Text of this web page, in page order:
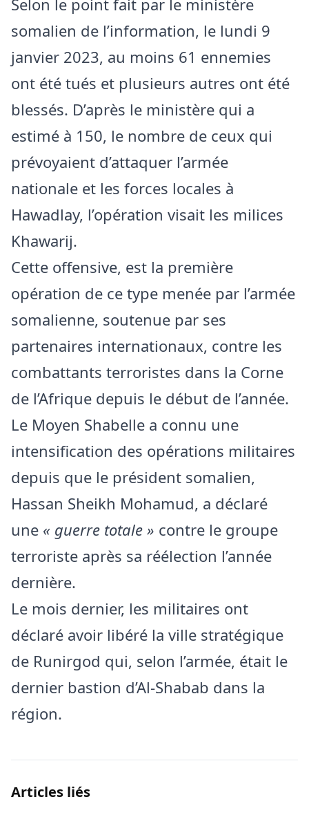
somalien de l’information, le lundi 9
janvier 2023, au moins 61 ennemies
ont été tués et plusieurs autres ont été
blessés. D’après le ministère qui a
estimé à 150, le nombre de ceux qui
prévoyaient d’attaquer l’armée
nationale et les forces locales à
Hawadlay, l’opération visait les milices
Khawarij.
Cette offensive, est la première
opération de ce type menée par l’armée
somalienne, soutenue par ses
partenaires internationaux, contre les
combattants terroristes dans la Corne
de l’Afrique depuis le début de l’année.
Le Moyen Shabelle a connu une
intensification des opérations militaires
depuis que le président somalien,
Hassan Sheikh Mohamud, a déclaré
une « guerre totale » contre le groupe
terroriste après sa réélection l’année
dernière.
Le mois dernier, les militaires ont
déclaré avoir libéré la ville stratégique
de Runirgod qui, selon l’armée, était le
dernier bastion d’Al-Shabab dans la
région.
Articles liés